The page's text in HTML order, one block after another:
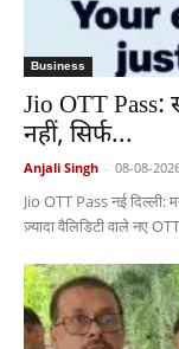
Business
Jio OTT
नहीं, सिर्फ...
Anjali Singh - 08-08-
Jio OTT Pass नई दिल्ली:
ज़्यादा वैलिडिटी वाले नए